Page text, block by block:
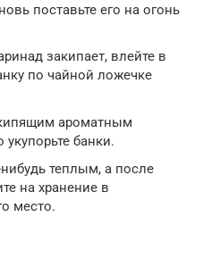
поставьте его на огонь
закипает, влейте в
по чайной ложечке
ароматным
банки.
теплым, а после
на хранение в
место.